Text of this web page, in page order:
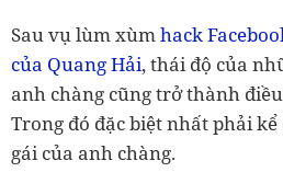
Sau vụ lùm xùmhack
của Quang Hải, thái độ của
anh chàng cũng trở thành
Trong đó đặc biệt nhất phải kể
gái của anh chàng.